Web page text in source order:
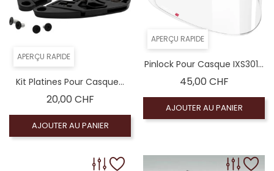
APERÇU RAPIDE
Kit Platines Pour Casque...
20,00 CHFPrix
AJOUTER AU PANIER
APERÇU RAPIDE
Pinlock Pour Casque IXS301...
45,00 CHFPrix
AJOUTER AU PANIER